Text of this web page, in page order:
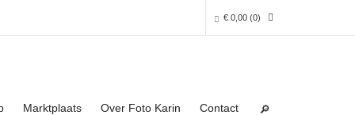
€ 0,00 (0)
Marktplaats Over Foto Karin Contact